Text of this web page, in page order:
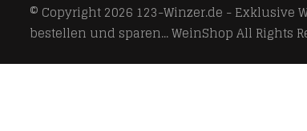
© Copyright 2026 123-Winzer.de - Exklusive
bestellen und sparen... WeinShopAll Rights